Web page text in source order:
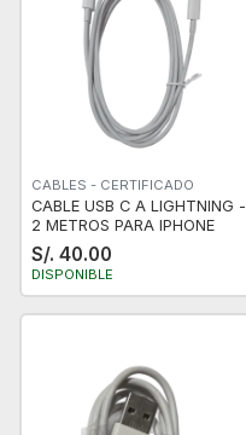
CABLES - CERTIFICADO
CABLE USB C A LIGHTNING -
2 METROS PARA IPHONE
S/. 40.00
DISPONIBLE